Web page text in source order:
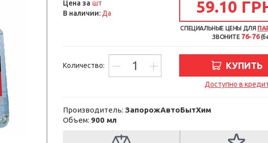
Цена за шт
В наличии: Да 59.10
СПЕЦИАЛЬНЫЕ ЦЕНЫ ДЛЯ
ЗВОНИТЕ 76-76
Количество: КУПИТЬ
Доступно в
Производитель: ЗапорожАвтоБытХим
Объем: 900 мл